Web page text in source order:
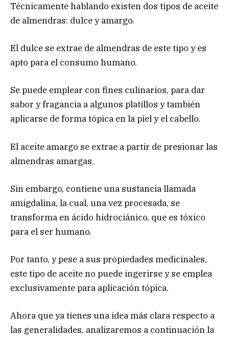
Técnicamente hablando existen dos tipos de aceite
de almendras: dulce y amargo.
El dulce se extrae de almendras de este tipo y es
apto para el consumo humano.
Se puede emplear con fines culinarios, para dar
sabor y fragancia a algunos platillos y también
aplicarse de forma tópica en la piel y el cabello.
El aceite amargo se extrae a partir de presionar las
almendras amargas.
Sin embargo, contiene una sustancia llamada
amigdalina, la cual, una vez procesada, se
transforma en ácido hidrociánico, que es tóxico
para el ser humano.
Por tanto, y pese a sus propiedades medicinales,
este tipo de aceite no puede ingerirse y se emplea
exclusivamente para aplicación tópica.
Ahora que ya tienes una idea más clara respecto a
las generalidades, analizaremos a continuación la